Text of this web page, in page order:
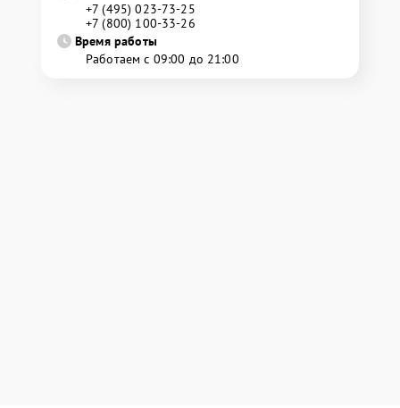
+7 (495) 023-73-25
+7 (800) 100-33-26
Время работы
Работаем с 09:00 до 21:00